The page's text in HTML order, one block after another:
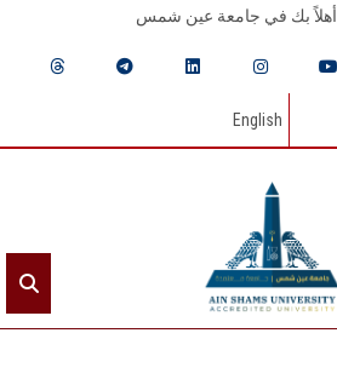
أهلاً بك في جامعة عين شمس
English